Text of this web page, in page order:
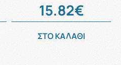
15.82€
ΣΤΟ ΚΑΛΑΘΙ